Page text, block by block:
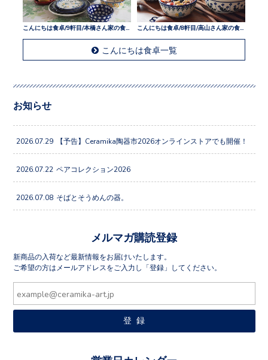
こんにちは食卓/9軒目/本橋さん家の食卓
こんにちは食卓一覧
お知らせ
2026.07.29 【予告】Ceramika陶器市2026オンラインストアでも開催！
2026.07.22 ペアコレクション2026
2026.07.08 そばとそうめんの器。
メルマガ購読登録
新商品の入荷など最新情報をお届けいたします。
ご希望の方はメールアドレスをご入力し「登録」してください。